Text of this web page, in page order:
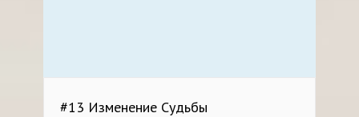
#13 Изменение Судьбы